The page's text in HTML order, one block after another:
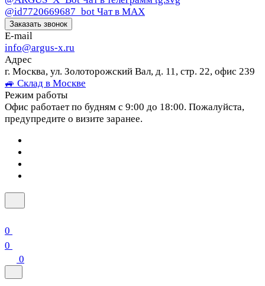
@id7720669687_bot Чат в МАХ
Заказать звонок
E-mail
info@argus-x.ru
Адрес
г. Москва, ул. Золоторожский Вал, д. 11, стр. 22, офис 239
🚙 Склад в Москве
Режим работы
Офис работает по будням с 9:00 до 18:00. Пожалуйста,
предупредите о визите заранее.
0
0
0